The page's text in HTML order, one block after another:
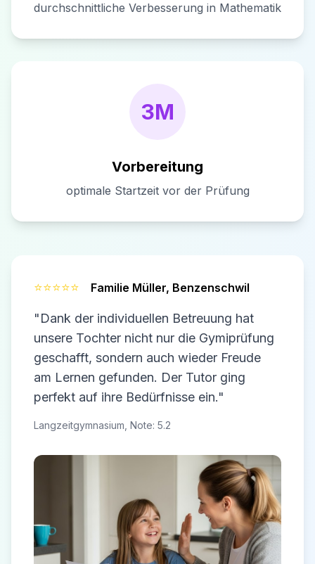
durchschnittliche Verbesserung in Mathematik
3M
Vorbereitung
optimale Startzeit vor der Prüfung
⭐⭐⭐⭐⭐ Familie Müller, Benzenschwil
"Dank der individuellen Betreuung hat
unsere Tochter nicht nur die Gymiprüfung
geschafft, sondern auch wieder Freude
am Lernen gefunden. Der Tutor ging
perfekt auf ihre Bedürfnisse ein."
Langzeitgymnasium, Note: 5.2